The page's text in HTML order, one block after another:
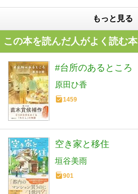
もっと見る
この本を読んだ人がよく読む本
#台所のあるところ
原田ひ香
1459
空き家と移住
垣谷美雨
901